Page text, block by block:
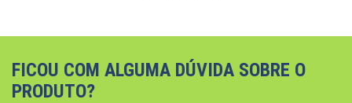
FICOU COM ALGUMA DÚVIDA SOBRE O
PRODUTO?